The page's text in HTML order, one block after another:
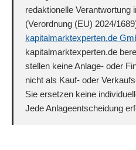
redaktionelle Verantwortung
(Verordnung (EU) 2024/
kapitalmarktexperten.de
kapitalmarktexperten.de
stellen keine Anlage- oder
nicht als Kauf- oder
Sie ersetzen keine
Jede Anlageentscheidung